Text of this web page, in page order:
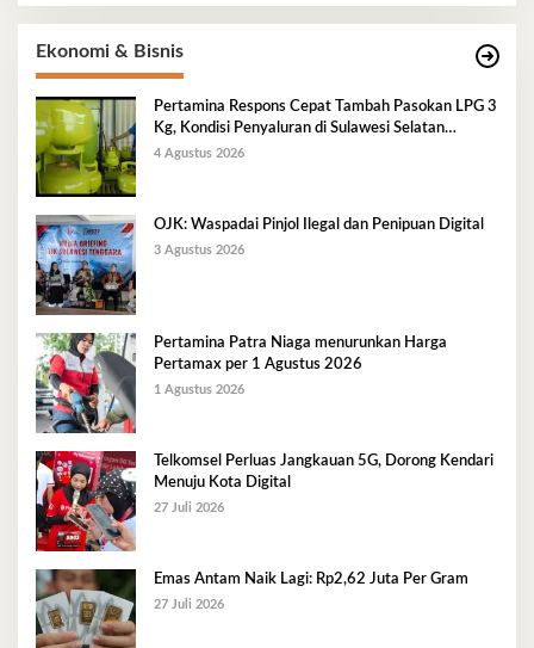
Ekonomi & Bisnis
Pertamina Respons Cepat Tambah Pasokan LPG 3
Kg, Kondisi Penyaluran di Sulawesi Selatan
Berlangsung Kondusif
4 Agustus 2026
OJK: Waspadai Pinjol Ilegal dan Penipuan Digital
3 Agustus 2026
Pertamina Patra Niaga menurunkan Harga
Pertamax per 1 Agustus 2026
1 Agustus 2026
Telkomsel Perluas Jangkauan 5G, Dorong Kendari
Menuju Kota Digital
27 Juli 2026
Emas Antam Naik Lagi: Rp2,62 Juta Per Gram
27 Juli 2026